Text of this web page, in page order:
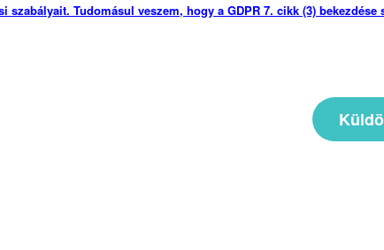
szabályait. Tudomásul veszem, hogy a GDPR 7. cikk (3) bekezdése